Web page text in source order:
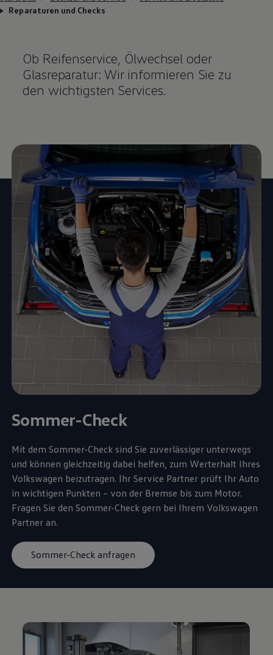
Reparaturen und Checks
Ob Reifenservice, Ölwechsel oder
Glasreparatur: Wir informieren Sie zu
den wichtigsten Services.
Sommer-Check
Mit dem Sommer-Check sind Sie zuverlässiger unterwegs
und können gleichzeitig dabei helfen, zum Werterhalt Ihres
Volkswagen beizutragen. Ihr Service Partner prüft Ihr Auto
in wichtigen Punkten – von der Bremse bis zum Motor.
Fragen Sie den Sommer-Check gern bei Ihrem Volkswagen
Partner an.
Sommer-Check anfragen